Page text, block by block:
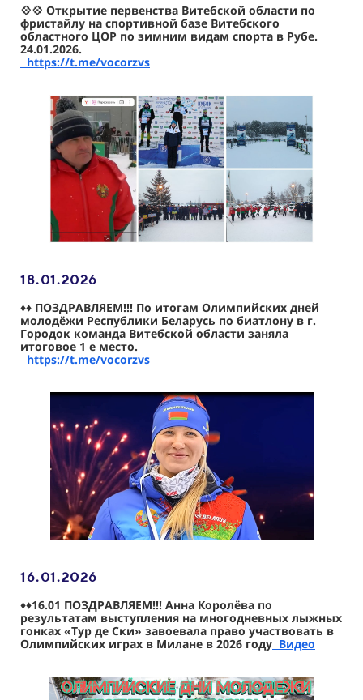
💠💠 Открытие первенства Витебской области по
фристайлу на спортивной базе Витебского
областного ЦОР по зимним видам спорта в Рубе.
24.01.2026.
https://t.me/vocorzvs
18.01.2026
♦️♦️ ПОЗДРАВЛЯЕМ!!! По итогам Олимпийских дней
молодёжи Республики Беларусь по биатлону в г.
Городок команда Витебской области заняла
итоговое 1 е место.
https://t.me/vocorzvs
16.01.2026
♦️♦️16.01 ПОЗДРАВЛЯЕМ!!! Анна Королёва по
результатам выступления на многодневных лыжных
гонках «Тур де Ски» завоевала право участвовать в
Олимпийских играх в Милане в 2026 году Видео